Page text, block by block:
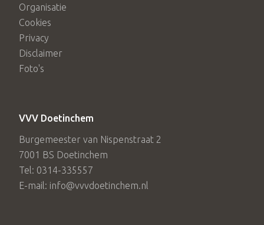
Organisatie
Cookies
Privacy
Disclaimer
Foto's
VVV Doetinchem
Burgemeester van Nispenstraat 2
7001 BS Doetinchem
Tel: 0314-335557
E-mail: info@vvvdoetinchem.nl